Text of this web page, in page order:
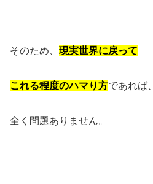
そのため、 現実世界に戻って
これる程度のハマり方であれば、
全く問題ありません。